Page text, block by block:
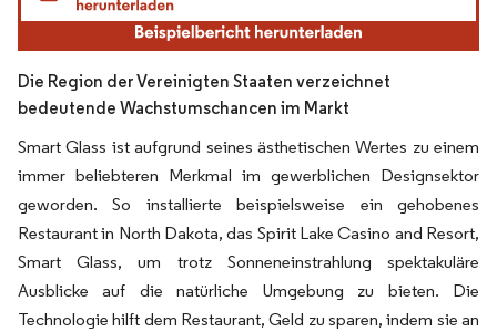
Die Region der Vereinigten Staaten verzeichnet
bedeutende Wachstumschancen im Markt
Smart Glass ist aufgrund seines ästhetischen Wertes zu einem
immer beliebteren Merkmal im gewerblichen Designsektor
geworden. So installierte beispielsweise ein gehobenes
Restaurant in North Dakota, das Spirit Lake Casino and Resort,
Smart Glass, um trotz Sonneneinstrahlung spektakuläre
Ausblicke auf die natürliche Umgebung zu bieten. Die
Technologie hilft dem Restaurant, Geld zu sparen, indem sie an